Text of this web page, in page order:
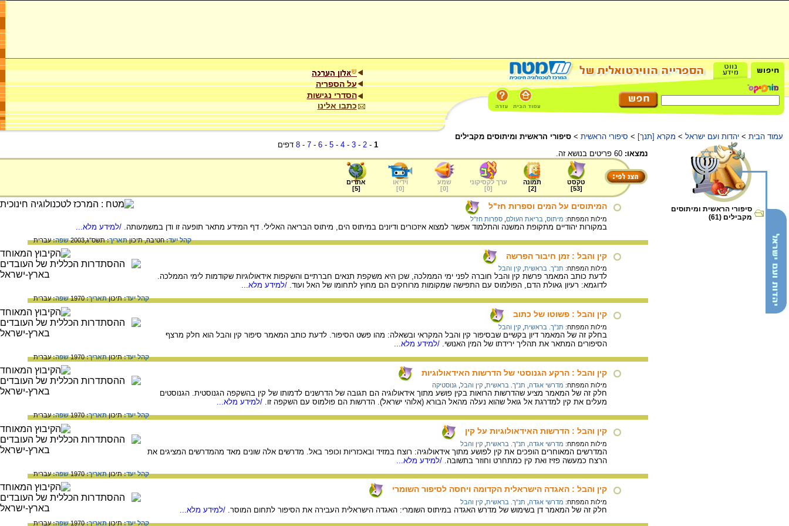
על הספריה
הסדרי נגישות
כתבו אלינו
עמוד הבית > יהדות ועם ישראל > מקרא [תנך] > סיפורי הראשית > סיפורי הראשית ומיתוסים מקבילים
סיפורי הראשית ומיתוסים
מקבילים (61)
1
-
2
-
3
-
4
-
5
-
6
-
7
-
8 דפים
נמצאו:
טקסט
[
53
]
תמונה
[
2
]
ערך לקסיקוני
[
0
]
שמע
[
0
]
וידיאו
[
0
]
אתרים
[
5
]
המיתוסים על המים וספרות חז"ל
מילות המפתח: מיתוס בריאת העולם ספרות חז"ל
במקורות יהודיים מתקופת המשנה והתלמוד אפשר למצוא איזכורים ודיונים במיתוס הים, מיתוס הבריאה האלילי. דף המידע מתאר תופעה זו ודן במשמעותה. /למידע מלא...
קהל יעד:חטיבה,תיכוןתאריך:תשס"ג,2003 שפה:עברית
קין והבל : זמן חיבור הפרשה
מילות המפתח: תנ"ך. בראשית קין והבל
לדעת כותב המאמר פרשת קין והבל חוברה לפני ימי הממלכה, שכן היא משקפת תנאים חברתיים והשקפות אידאולוגיות שקודמות לימי הממלכה.
לדוגמא: רעיון גאולת הדם, הפולמוס עם התפישה שמקומות מרוחקים הם מחוץ לתחומו של האל ועוד. /למידע מלא...
קהל יעד:תיכוןתאריך:1970 שפה:עברית
קין והבל : פשוטו של כתוב
מילות המפתח: תנ"ך. בראשית קין והבל
בחלק זה של המאמר דיון בקשיים שבסיפור קין והבל המקראי ובשאלה: מהו פשט הסיפור. לדעת כותב המאמר סיפור קין והבל הוא חלק מרצף
הסיפורים המתאר את תהליך ירידתו של המין האנושי. /למידע מלא...
קהל יעד:תיכוןתאריך:1970 שפה:עברית
קין והבל : הרקע הגנוסטי של הדרשות האידאולוגיות
מילות המפתח: מדרשי אגדה תנ"ך. בראשית קין והבל גנוסטיקה
חלק זה של המאמר מציע שהדרשות הרואות בקין פושע מתוך אידאולוגיה הם תגובה של הדרשנים לדמותו של קין בהשקפה הגנוסטית. הגנוסטים
מעלים את קין למדרגת אל גואל שהוא נעלה מהאל הבורא (אלוהי ישראל). הדרשות הם פולמוס עם השקפה זו. /למידע מלא...
קהל יעד:תיכוןתאריך:1970 שפה:עברית
קין והבל : הדרשות האידאולוגיות על קין
מילות המפתח: מדרשי אגדה תנ"ך. בראשית קין והבל
המדרשים המאוחרים הופכים את קין לפושע מתוך אידאולוגיה: רוצח במזיד ובאכזריות וכופר באל. מדרשים אלה שונים מאד מהמדרשים המציגים את
הרצח כמעשה פזיז ואת קין כמתחרט וחוזר בתשובה. /למידע מלא...
קהל יעד:תיכוןתאריך:1970 שפה:עברית
קין והבל : האגדה הישראלית הקדומה ויחסה לסיפור השומרי
מילות המפתח: מדרשי אגדה תנ"ך. בראשית קין והבל
חלק זה של המאמר דן בשימוש של מדרש האגדה במיתוס השומרי: האגדה הישראלית העבירה את הסיפור לתחום המוסר. /למידע מלא...
קהל יעד:תיכוןתאריך:1970 שפה:עברית